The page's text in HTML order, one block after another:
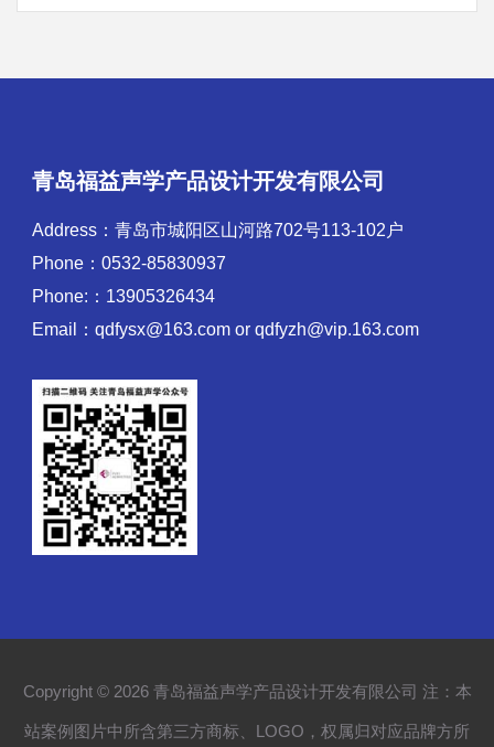
青岛福益声学产品设计开发有限公司
Address：青岛市城阳区山河路702号113-102户
Phone：0532-85830937
Phone:：13905326434
Email：qdfysx@163.com or qdfyzh@vip.163.com
Copyright © 2026 青岛福益声学产品设计开发有限公司 注：本
站案例图片中所含第三方商标、LOGO，权属归对应品牌方所